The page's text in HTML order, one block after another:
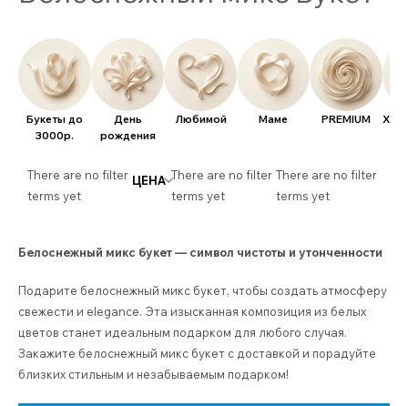
Букеты до
3000р.
День
рождения
Любимой Маме PREMIUM
There are no filter
terms yet
ЦЕНА There are no filter
terms yet
There are no filter
terms yet
Белоснежный микс букет — символ чистоты и утонченности
Подарите белоснежный микс букет, чтобы создать атмосферу
свежести и elegance. Эта изысканная композиция из белых
цветов станет идеальным подарком для любого случая.
Закажите белоснежный микс букет с доставкой и порадуйте
близких стильным и незабываемым подарком!